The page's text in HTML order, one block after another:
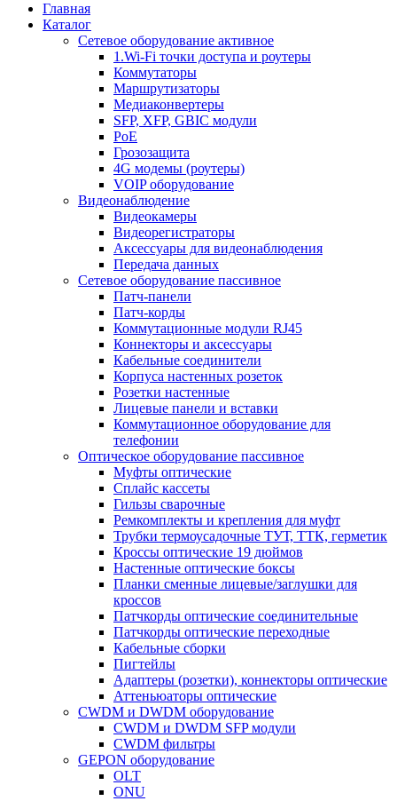
Главная
Каталог
Сетевое оборудование активное
1.Wi-Fi точки доступа и роутеры
Коммутаторы
Маршрутизаторы
Медиаконвертеры
SFP, XFP, GBIC модули
PoE
Грозозащита
4G модемы (роутеры)
VOIP оборудование
Видеонаблюдение
Видеокамеры
Видеорегистраторы
Аксессуары для видеонаблюдения
Передача данных
Сетевое оборудование пассивное
Патч-панели
Патч-корды
Коммутационные модули RJ45
Коннекторы и аксессуары
Кабельные соединители
Корпуса настенных розеток
Розетки настенные
Лицевые панели и вставки
Коммутационное оборудование для
телефонии
Оптическое оборудование пассивное
Муфты оптические
Сплайс кассеты
Гильзы сварочные
Ремкомплекты и крепления для муфт
Трубки термоусадочные ТУТ, ТТК, герметик
Кроссы оптические 19 дюймов
Настенные оптические боксы
Планки сменные лицевые/заглушки для
кроссов
Патчкорды оптические соединительные
Патчкорды оптические переходные
Кабельные сборки
Пигтейлы
Адаптеры (розетки), коннекторы оптические
Аттеньюаторы оптические
CWDM и DWDM оборудование
CWDM и DWDM SFP модули
CWDM фильтры
GEPON оборудование
OLT
ONU